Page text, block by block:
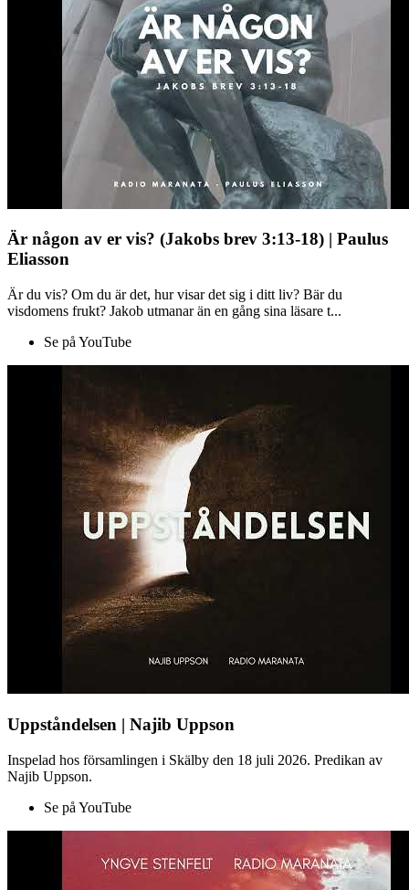
Är någon av er vis? (Jakobs brev 3:13-18) | Paulus
Eliasson
Är du vis? Om du är det, hur visar det sig i ditt liv? Bär du
visdomens frukt? Jakob utmanar än en gång sina läsare t...
Se på YouTube
Uppståndelsen | Najib Uppson
Inspelad hos församlingen i Skälby den 18 juli 2026. Predikan av
Najib Uppson.
Se på YouTube